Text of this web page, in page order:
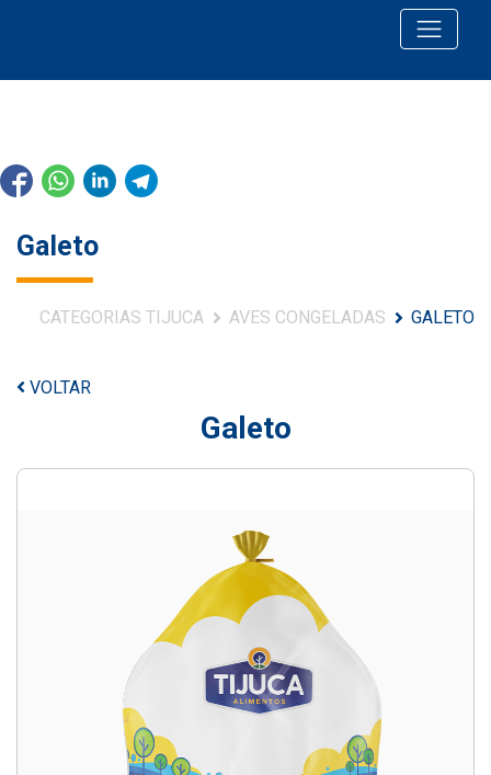
Galeto
CATEGORIAS TIJUCA AVES CONGELADAS GALETO
VOLTAR
Galeto